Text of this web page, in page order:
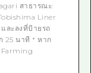
สาธารณะ:
Liner
ละลงที่ป้ายรถ
25 นาที * หาก